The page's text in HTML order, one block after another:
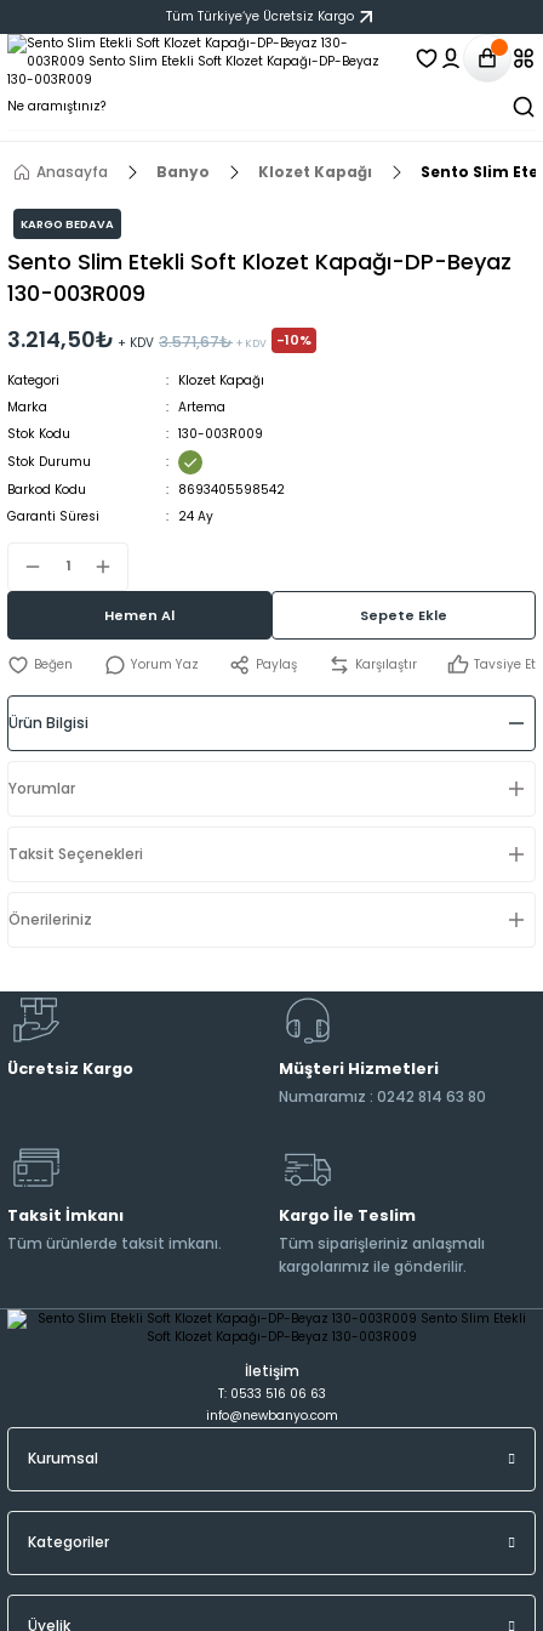
Tüm Türkiye‘ye Ücretsiz Kargo
Anasayfa Banyo Klozet Kapağı Sento Slim
KARGO BEDAVA
Sento Slim Etekli Soft Klozet Kapağı-DP-Beyaz
130-003R009
3.214,50₺ + KDV 3.571,67₺ + KDV -10%
Kategori
Klozet Kapağı
Marka
Artema
Stok Kodu
130-003R009
Stok Durumu
Barkod Kodu
8693405598542
Garanti Süresi
24 Ay
Hemen Al Sepete Ekle
Yorum Yaz Paylaş Karşılaştır Tavsiye Et
Ürün Bilgisi
Yorumlar
Taksit Seçenekleri
Önerileriniz
Ücretsiz Kargo Müşteri Hizmetleri
Numaramız : 0242 814 63 80
Taksit İmkanı
Tüm ürünlerde taksit imkanı.
Kargo İle Teslim
Tüm siparişleriniz anlaşmalı
kargolarımız ile gönderilir.
İletişim
T: 0533 516 06 63
info@newbanyo.com
Kurumsal
Kategoriler
Üyelik